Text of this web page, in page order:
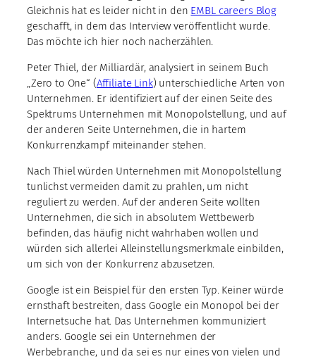
Gleichnis hat es leider nicht in den EMBL careers Blog
geschafft, in dem das Interview veröffentlicht wurde.
Das möchte ich hier noch nacherzählen.
Peter Thiel, der Milliardär, analysiert in seinem Buch
„Zero to One“ (Affiliate Link) unterschiedliche Arten von
Unternehmen. Er identifiziert auf der einen Seite des
Spektrums Unternehmen mit Monopolstellung, und auf
der anderen Seite Unternehmen, die in hartem
Konkurrenzkampf miteinander stehen.
Nach Thiel würden Unternehmen mit Monopolstellung
tunlichst vermeiden damit zu prahlen, um nicht
reguliert zu werden. Auf der anderen Seite wollten
Unternehmen, die sich in absolutem Wettbewerb
befinden, das häufig nicht wahrhaben wollen und
würden sich allerlei Alleinstellungsmerkmale einbilden,
um sich von der Konkurrenz abzusetzen.
Google ist ein Beispiel für den ersten Typ. Keiner würde
ernsthaft bestreiten, dass Google ein Monopol bei der
Internetsuche hat. Das Unternehmen kommuniziert
anders. Google sei ein Unternehmen der
Werbebranche, und da sei es nur eines von vielen und